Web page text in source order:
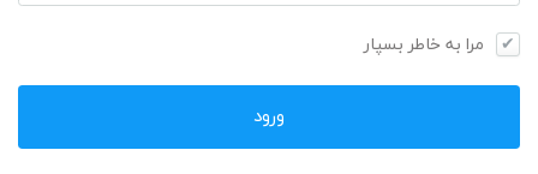
مرا به خاطر بسپار